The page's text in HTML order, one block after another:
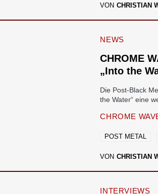
VON CHRISTIAN
NEWS
CHROME
„Into the
Die Post-Black
the Water“ eine
CHROME
POST METAL
VON CHRISTIAN
INTERVIEWS